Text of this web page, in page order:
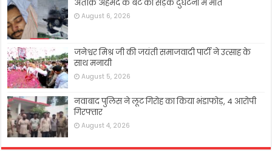
अतीक़ अहमद के बेटे की सड़क दुर्घटना में मौत
August 6, 2026
जनेश्वर मिश्र जी की जयंती समाजवादी पार्टी ने उत्साह के
साथ मनायी
August 5, 2026
नवाबाद पुलिस ने लूट गिरोह का किया भंडाफोड़, 4 आरोपी
गिरफ्तार
August 4, 2026